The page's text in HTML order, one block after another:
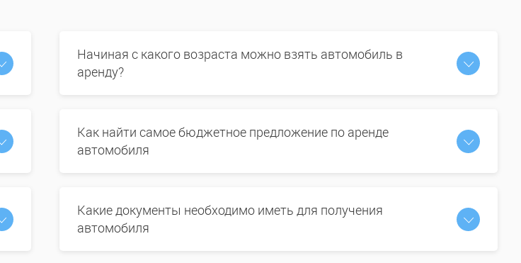
Начиная с какого возраста можно взять автомобиль в
аренду?
Как найти самое бюджетное предложение по аренде
автомобиля
Какие документы необходимо иметь для получения
автомобиля